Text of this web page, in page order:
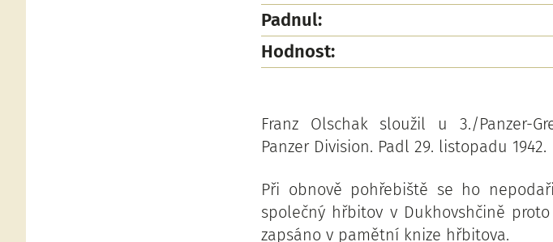
Padnul:
Hodnost:
Franz Olschak sloužil u 3./Panzer-
Panzer Division. Padl 29. listopadu 1942.
Při obnově pohřebiště se ho
společný hřbitov v Dukhovshčině
zapsáno v pamětní knize hřbitova.